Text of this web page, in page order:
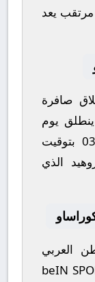
مرتقب يعد
صافرة
ينطلق يوم
بتوقيت
الذي
العربي
beIN